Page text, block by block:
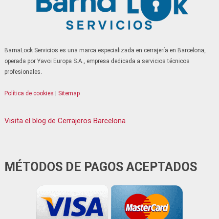
Serrallers Sant Vicenç dels Horts
Serrallers Santa Coloma de Cervelló
Serrallers Santa Perpètua de Mogoda
Serrallers Sitges
Serrallers Tiana
Serrallers Torrelles de Llobregat
BarnaLock Servicios es una marca especializada en cerrajería en Barcelona,
operada por Yavoi Europa S.A., empresa dedicada a servicios técnicos
profesionales.
Política de cookies | Sitemap
Visita el blog de Cerrajeros Barcelona
MÉTODOS DE PAGOS ACEPTADOS